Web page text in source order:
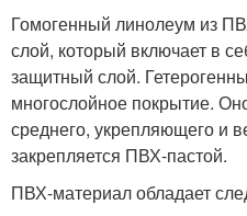
Гомогенный линолеум из
слой, который включает в
защитный слой.
многослойное покрытие.
среднего, укрепляющего и
закрепляется ПВХ-пастой.
ПВХ-материал обладает